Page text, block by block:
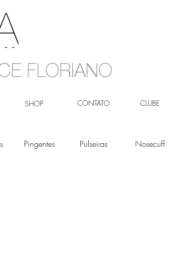
SHOP CONTATO CLUBE
Pingentes Pulseiras Nosecuff